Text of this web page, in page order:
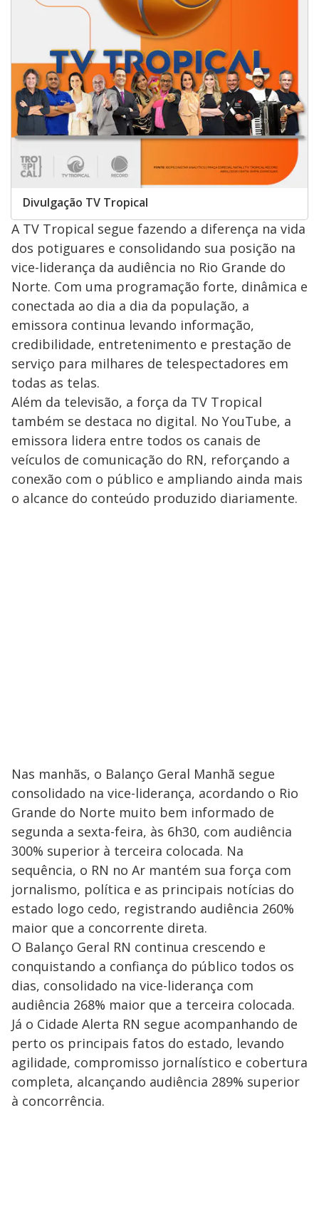
Divulgação TV Tropical
A TV Tropical segue fazendo a diferença na vida
dos potiguares e consolidando sua posição na
vice-liderança da audiência no Rio Grande do
Norte. Com uma programação forte, dinâmica e
conectada ao dia a dia da população, a
emissora continua levando informação,
credibilidade, entretenimento e prestação de
serviço para milhares de telespectadores em
todas as telas.
Além da televisão, a força da TV Tropical
também se destaca no digital. No YouTube, a
emissora lidera entre todos os canais de
veículos de comunicação do RN, reforçando a
conexão com o público e ampliando ainda mais
o alcance do conteúdo produzido diariamente.
Nas manhãs, o Balanço Geral Manhã segue
consolidado na vice-liderança, acordando o Rio
Grande do Norte muito bem informado de
segunda a sexta-feira, às 6h30, com audiência
300% superior à terceira colocada. Na
sequência, o RN no Ar mantém sua força com
jornalismo, política e as principais notícias do
estado logo cedo, registrando audiência 260%
maior que a concorrente direta.
O Balanço Geral RN continua crescendo e
conquistando a confiança do público todos os
dias, consolidado na vice-liderança com
audiência 268% maior que a terceira colocada.
Já o Cidade Alerta RN segue acompanhando de
perto os principais fatos do estado, levando
agilidade, compromisso jornalístico e cobertura
completa, alcançando audiência 289% superior
à concorrência.